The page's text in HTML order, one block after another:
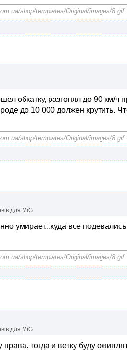
shop/templates/Original/images/8.gif
обкатку, разгонял до 90 км/
до 10 000 должен крутить.
shop/templates/Original/images/8.gif
для MiG
умирает...куда все
shop/templates/Original/images/8.gif
для MiG
тогда и ветку буду